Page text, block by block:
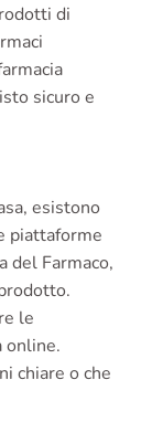
di
sicuro e
esistono
piattaforme
del Farmaco,
le
online.
chiare o che